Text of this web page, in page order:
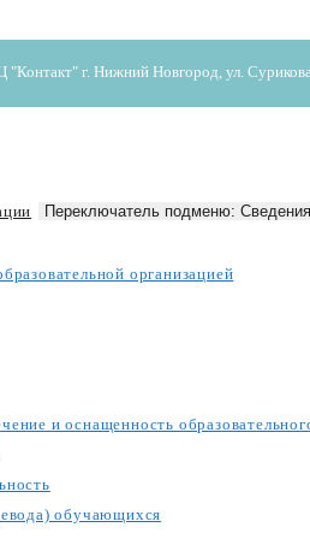
г. Нижний Новгород, ул.
Переключатель подменю:
организацией
и оснащенность
обучающихся